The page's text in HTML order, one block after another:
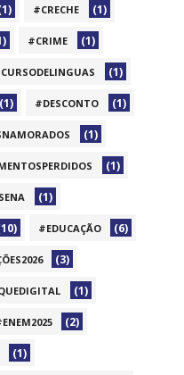
#CRECHE (1)
#CRIME (1)
(1)
(1) #DESCONTO (1)
(1)
(1)
(1)
#EDUCAÇÃO (6)
(3)
(1)
(2)
(1)